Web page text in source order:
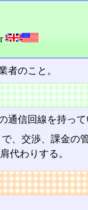
者のこと。
通信回線を持っ
、交渉、課金の
代わりする。